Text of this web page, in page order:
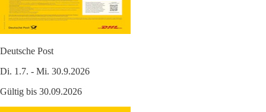
Deutsche Post
Di. 1.7. - Mi. 30.9.2026
Gültig bis 30.09.2026